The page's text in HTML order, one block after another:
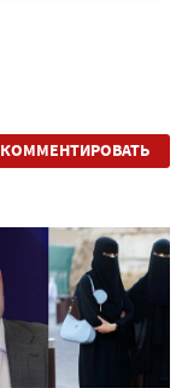
КОММЕНТИРОВАТЬ